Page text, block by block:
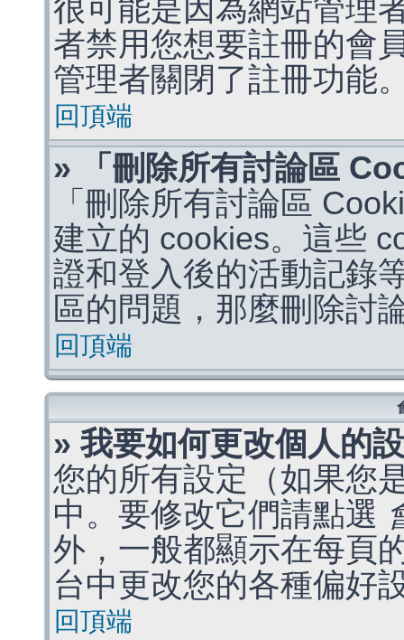
很可能是因為網站管理
者禁用您想要註冊的會
管理者關閉了註冊功能
回頂端
» 「刪除所有討論區
「刪除所有討論區
建立的 cookies。這些
證和登入後的活動記錄
區的問題，那麼刪除討
回頂端
» 我要如何更改個人的
您的所有設定（如果您
中。要修改它們請點選
外，一般都顯示在每頁
台中更改您的各種偏好
回頂端